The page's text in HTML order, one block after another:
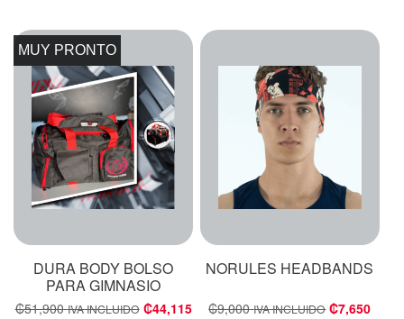
MUY PRONTO
DURA BODY BOLSO
PARA GIMNASIO
₡51,900 IVA INCLUIDO ₡44,115
NORULES HEADBANDS
₡9,000 IVA INCLUIDO ₡7,650